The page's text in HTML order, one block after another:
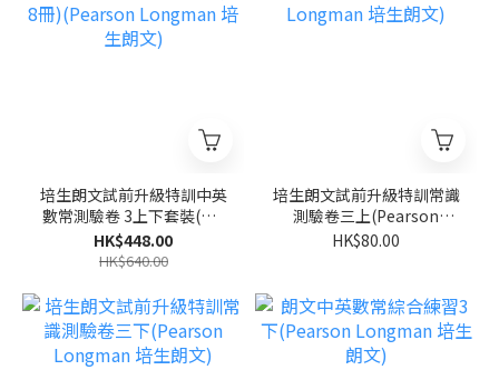
培生朗文試前升級特訓中英
數常測驗卷 3上下套裝(共8
冊)(Pearson Longman 培
生朗文)
HK$448.00
HK$640.00
培生朗文試前升級特訓常識
測驗卷三上(Pearson
Longman 培生朗文)
HK$80.00